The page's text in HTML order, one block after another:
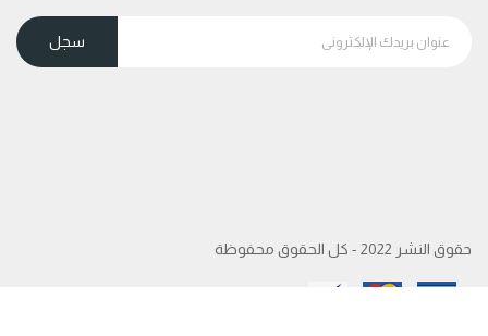
حقوق النشر 2022 - كل الحقوق محفوظة